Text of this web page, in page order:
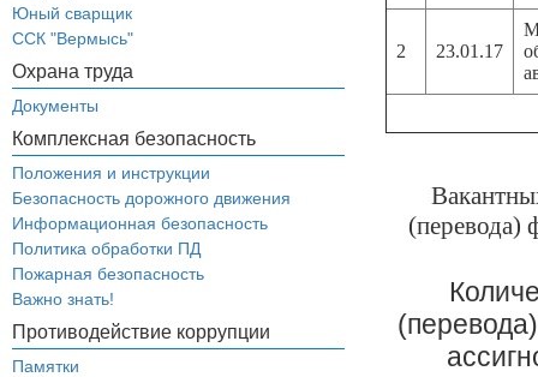
Юный сварщик
ССК "Вермысь"
Охрана труда
Документы
Комплексная безопасность
Положения и инструкции
Безопасность дорожного движения
Информационная безопасность
Политика обработки ПД
Пожарная безопасность
Важно знать!
Противодействие коррупции
Памятки
2 23.01.17
(перевода)